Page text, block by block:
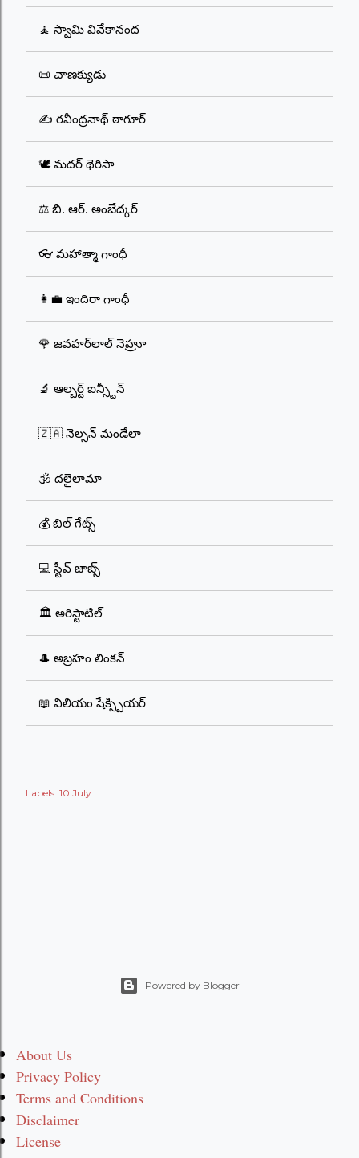
🧘 స్వామి వివేకానంద
📜 చాణక్యుడు
✍️ రవీంద్రనాథ్ ఠాగూర్
🕊️ మదర్ థెరిసా
⚖️ బి. ఆర్. అంబేద్కర్
👓 మహాత్మా గాంధీ
👩‍💼 ఇందిరా గాంధీ
🌹 జవహర్‌లాల్ నెహ్రూ
🔬 ఆల్బర్ట్ ఐన్స్టీన్
🇿🇦 నెల్సన్ మండేలా
🕉️ దలైలామా
💰 బిల్ గేట్స్
💻 స్టీవ్ జాబ్స్
🏛️ అరిస్టాటిల్
🎩 అబ్రహం లింకన్
📖 విలియం షేక్స్పియర్
Labels: 10 July
Powered by Blogger
About Us
Privacy Policy
Terms and Conditions
Disclaimer
License